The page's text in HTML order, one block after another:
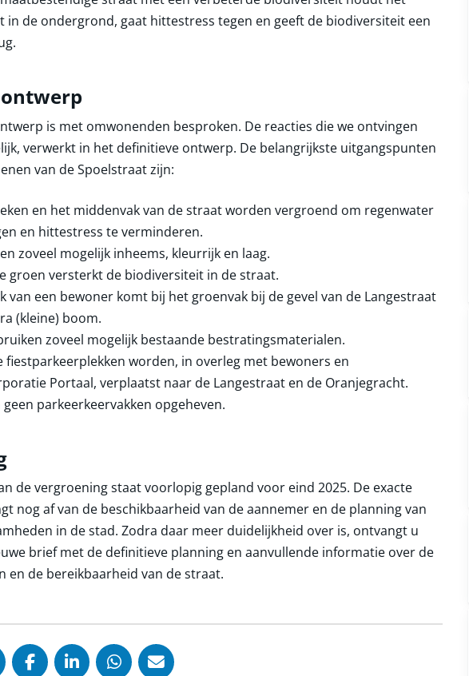
in de ondergrond, gaat hittestress tegen en geeft de biodiversiteit een
is met omwonenden besproken. De reacties die we ontvingen
verwerkt in het definitieve ontwerp. De belangrijkste uitgangspunten
van de Spoelstraat zijn:
en het middenvak van de straat worden vergroend om regenwater
en hittestress te verminderen.
zoveel mogelijk inheems, kleurrijk en laag.
groen versterkt de biodiversiteit in de straat.
van een bewoner komt bij het groenvak bij de gevel van de Langestraat
(kleine) boom.
zoveel mogelijk bestaande bestratingsmaterialen.
fiestparkeerplekken worden, in overleg met bewoners en
Portaal, verplaatst naar de Langestraat en de Oranjegracht.
parkeerkeervakken opgeheven.
de vergroening staat voorlopig gepland voor eind 2025. De exacte
nog af van de beschikbaarheid van de aannemer en de planning van
in de stad. Zodra daar meer duidelijkheid over is, ontvangt u
brief met de definitieve planning en aanvullende informatie over de
en de bereikbaarheid van de straat.
Deel via X (Twitter), opent in nieuw tabblad
Deel via Facebook, opent in nieuw tabblad
Deel via LinkedIn, opent in nieuw tabblad
Deel via WhatsApp, opent in nieuw tabblad
Deel via Mail, opent in nieuw tabblad